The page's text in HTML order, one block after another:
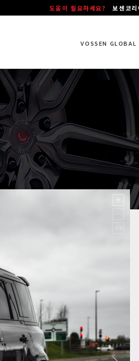
도움이 필요하세요?보센코
VOSSEN GLOBAL